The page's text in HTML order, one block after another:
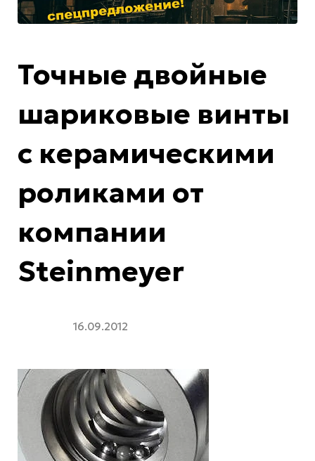
Точные двойные
шариковые винты
с керамическими
роликами от
компании
Steinmeyer
16.09.2012